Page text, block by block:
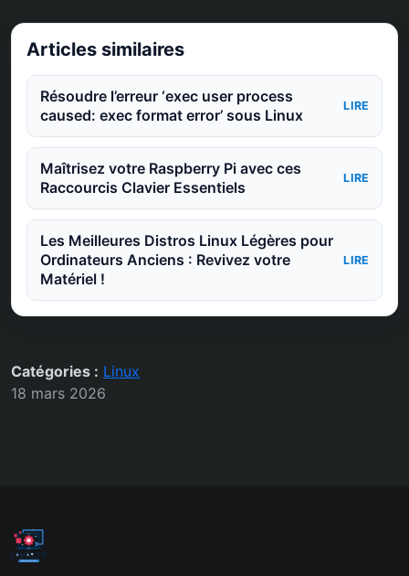
Articles similaires
Résoudre l’erreur ‘exec user process
caused: exec format error’ sous Linux
LIRE
Maîtrisez votre Raspberry Pi avec ces
Raccourcis Clavier Essentiels
LIRE
Les Meilleures Distros Linux Légères pour
Ordinateurs Anciens : Revivez votre
Matériel !
LIRE
Catégories : Linux
18 mars 2026